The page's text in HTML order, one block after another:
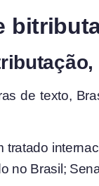
de texto,
no Brasil;